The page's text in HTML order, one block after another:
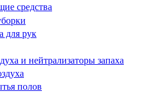
средства
для рук
и нейтрализаторы запаха
полов